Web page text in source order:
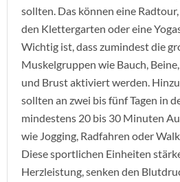
sollten. Das können eine
den Klettergarten oder eine
Wichtig ist, dass zumindest die
Muskelgruppen wie Bauch,
und Brust aktiviert werden.
sollten an zwei bis fünf Tagen in
mindestens 20 bis 30 Minuten
wie Jogging, Radfahren oder
Diese sportlichen Einheiten
Herzleistung, senken den